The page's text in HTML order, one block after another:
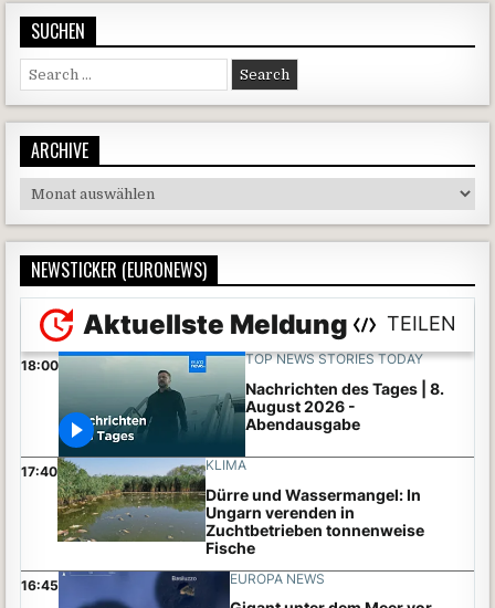
SUCHEN
Search for:
ARCHIVE
Archive
NEWSTICKER (EURONEWS)